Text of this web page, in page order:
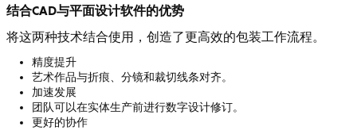
结合CAD与平面设计软件的优势
将这两种技术结合使用，创造了更高效的包装工作流程。
精度提升
艺术作品与折痕、分镜和裁切线条对齐。
加速发展
团队可以在实体生产前进行数字设计修订。
更好的协作